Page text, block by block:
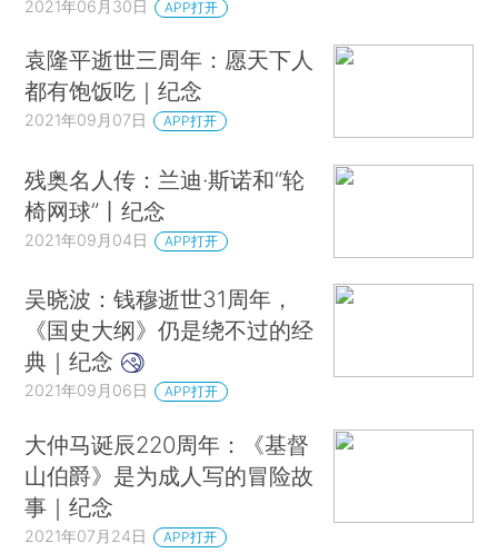
泰墓，就是八十九年前茨威格看到的那个墓。他说
这是俄国最美的墓，其实又何尝不是世界上最美的
墓。仅仅这个墓的存在就彰显了一颗最美的人类的
心灵。托尔斯泰是全人类最熟悉的伟大作家之一。
只是本民族的良心，更是代表了人类的良心，他的
心脏始终是为整个人类的苦难而跳动的。在他的传
世作品中，我们听到的是人类高贵的声音，也是深
沉、博大的声音。
托尔斯泰生于1828年，终于1910年，他在这个
世界上活了82岁。他存世的19世纪到20世纪第一
个十年，也正是人类历史急剧变动的82年。他很有
幸赶上了俄国沙皇亚历山大二世统治时代，特别给
了文学家以最大的宽容，给他们留出充分的创造空
间，俄国文学史上产生了屠格涅夫、托尔斯泰、陀
思妥耶夫斯基这些世界级的作家，在此期间写出了
2021年06月30日 APP打开
袁隆平逝世三周年：愿天下人
都有饱饭吃｜纪念
2021年09月07日 APP打开
残奥名人传：兰迪·斯诺和“轮
椅网球”丨纪念
2021年09月04日 APP打开
吴晓波：钱穆逝世31周年，
《国史大纲》仍是绕不过的经
典｜纪念
2021年09月06日 APP打开
大仲马诞辰220周年：《基督
山伯爵》是为成人写的冒险故
事｜纪念
2021年07月24日 APP打开